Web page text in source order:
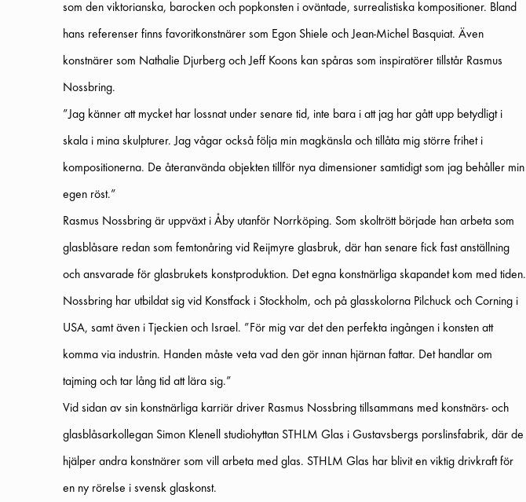
som den viktorianska, barocken och popkonsten i oväntade, surrealistiska kompositioner. Bland
hans referenser finns favoritkonstnärer som Egon Shiele och Jean-Michel Basquiat. Även
konstnärer som Nathalie Djurberg och Jeff Koons kan spåras som inspiratörer tillstår Rasmus
Nossbring.
”Jag känner att mycket har lossnat under senare tid, inte bara i att jag har gått upp betydligt i
skala i mina skulpturer. Jag vågar också följa min magkänsla och tillåta mig större frihet i
kompositionerna. De återanvända objekten tillför nya dimensioner samtidigt som jag behåller min
egen röst.”
Rasmus Nossbring är uppväxt i Åby utanför Norrköping. Som skoltrött började han arbeta som
glasblåsare redan som femtonåring vid Reijmyre glasbruk, där han senare fick fast anställning
och ansvarade för glasbrukets konstproduktion. Det egna konstnärliga skapandet kom med tiden.
Nossbring har utbildat sig vid Konstfack i Stockholm, och på glasskolorna Pilchuck och Corning i
USA, samt även i Tjeckien och Israel. ”För mig var det den perfekta ingången i konsten att
komma via industrin. Handen måste veta vad den gör innan hjärnan fattar. Det handlar om
tajming och tar lång tid att lära sig.”
Vid sidan av sin konstnärliga karriär driver Rasmus Nossbring tillsammans med konstnärs- och
glasblåsarkollegan Simon Klenell studiohyttan STHLM Glas i Gustavsbergs porslinsfabrik, där de
hjälper andra konstnärer som vill arbeta med glas. STHLM Glas har blivit en viktig drivkraft för
en ny rörelse i svensk glaskonst.